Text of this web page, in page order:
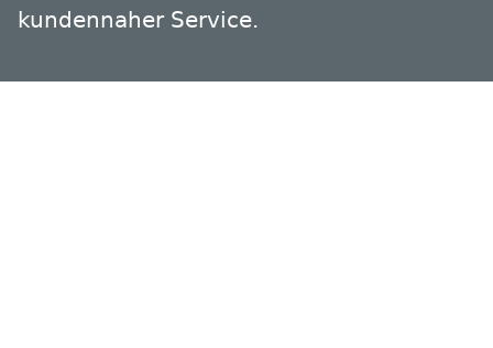
kundennaher Service.